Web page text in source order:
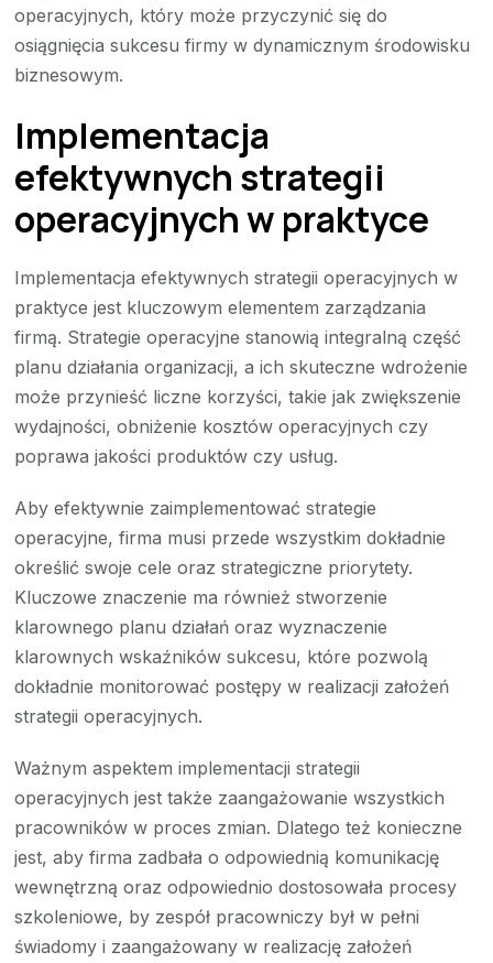
operacyjnych, który może przyczynić się do
osiągnięcia sukcesu firmy w dynamicznym środowisku
biznesowym.
Implementacja
efektywnych strategii
operacyjnych w praktyce
Implementacja efektywnych strategii operacyjnych w
praktyce jest kluczowym elementem zarządzania
firmą. Strategie operacyjne stanowią integralną część
planu działania organizacji, a ich skuteczne wdrożenie
może przynieść liczne korzyści, takie jak zwiększenie
wydajności, obniżenie kosztów operacyjnych czy
poprawa jakości produktów czy usług.
Aby efektywnie zaimplementować strategie
operacyjne, firma musi przede wszystkim dokładnie
określić swoje cele oraz strategiczne priorytety.
Kluczowe znaczenie ma również stworzenie
klarownego planu działań oraz wyznaczenie
klarownych wskaźników sukcesu, które pozwolą
dokładnie monitorować postępy w realizacji założeń
strategii operacyjnych.
Ważnym aspektem implementacji strategii
operacyjnych jest także zaangażowanie wszystkich
pracowników w proces zmian. Dlatego też konieczne
jest, aby firma zadbała o odpowiednią komunikację
wewnętrzną oraz odpowiednio dostosowała procesy
szkoleniowe, by zespół pracowniczy był w pełni
świadomy i zaangażowany w realizację założeń